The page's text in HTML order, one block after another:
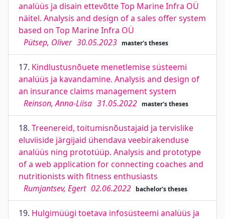
analüüs ja disain ettevõtte Top Marine Infra OÜ
näitel. Analysis and design of a sales offer system
based on Top Marine Infra OÜ
Pütsep, Oliver 30.05.2023 master's theses
17. Kindlustusnõuete menetlemise süsteemi
analüüs ja kavandamine. Analysis and design of
an insurance claims management system
Reinson, Anna-Liisa 31.05.2022 master's theses
18. Treenereid, toitumisnõustajaid ja tervislike
eluviiside järgijaid ühendava veebirakenduse
analüüs ning prototüüp. Analysis and prototype
of a web application for connecting coaches and
nutritionists with fitness enthusiasts
Rumjantsev, Egert 02.06.2022 bachelor's theses
19. Hulgimüügi toetava infosüsteemi analüüs ja